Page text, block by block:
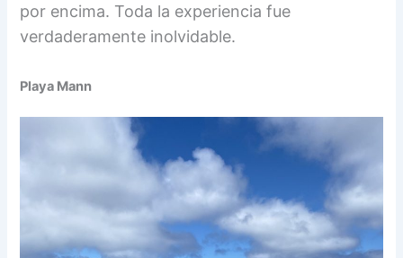
por encima. Toda la experiencia fue
verdaderamente inolvidable.
Playa Mann